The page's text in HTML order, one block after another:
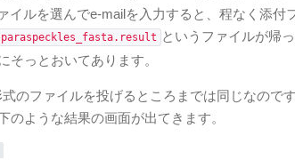
イルを選んでe-mailを入力すると、程なく添付
paraspeckles_fasta.result というファイルが帰
っとおいてあります。
のファイルを投げるところまでは同じなので
ような結果の画面が出てきます。